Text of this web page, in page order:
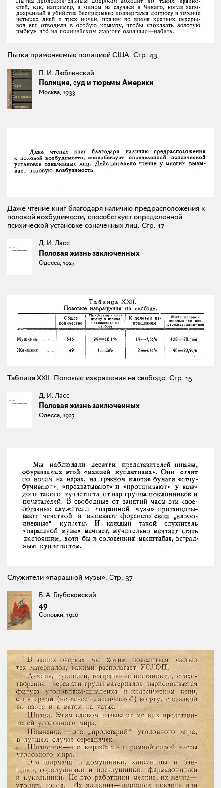
Пытки применяемые полицией США. Стр. 43
П. И. Люблинский
Полиция, суд и тюрьмы Америки
Москва, 1933
Даже чтение книг благодаря наличию предрасположения к
половой возбудимости, способствует определенной
психической установке означенных лиц. Стр. 17
Д. И. Ласс
Половая жизнь заключенных
Одесса, 1927
Таблица XXII. Половые извращения на свободе. Стр. 15
Д. И. Ласс
Половая жизнь заключенных
Одесса, 1927
Служители «парашной музы». Стр. 37
Б. А. Глубоковский
49
Соловки, 1926